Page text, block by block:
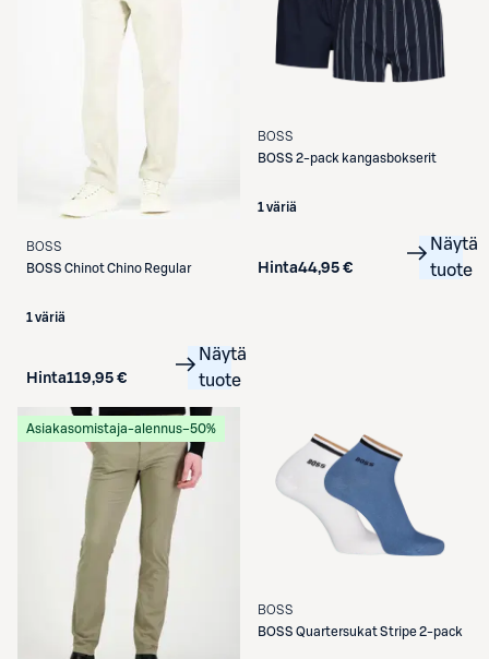
BOSS
BOSS Chinot Chino Regular
1 väriä
Hinta119,95 €
Näytä
tuote
BOSS
BOSS 2-pack kangasbokserit
1 väriä
Hinta44,95 €
Näytä
tuote
Asiakasomistaja-alennus−50%
BOSS
BOSS Quartersukat Stripe 2-pack